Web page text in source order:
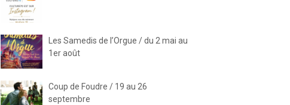
Les Samedis de l’Orgue / du 2 mai au
1er août
Coup de Foudre / 19 au 26
septembre